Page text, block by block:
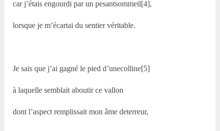
car j’étais engourdi par un pesantsommeil[4],
lorsque je m’écartai du sentier véritable.
Je sais que j’ai gagné le pied d’unecolline[5]
à laquelle semblait aboutir ce vallon
dont l’aspect remplissait mon âme deterreur,